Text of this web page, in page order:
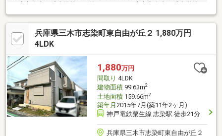
まで約９９０ｍ・イオン三木青山店まで約２２９０ｍ■明石店紹
介「ＪＲ明石駅」「山陽明石駅」から徒歩６分の立地。国道２号
線沿いアスピア明石の南東側に店舗を位置し、駐車場は店舗南に
ございます。※資料請求は、左下のオレンジ色【資料請求】より
【0120-298-550】まで。（スマートフォンの方は、右下の青色
【電話で問い合わせ】をクリック）
兵庫県三木市志染町東自由が丘２ 1,880万円
4LDK
1,880万円
間取り 4LDK
建物面積99.63m2
土地面積159.66m2
築年月 2015年7月(築11年2ヶ月)
神戸電鉄粟生線 志染駅 徒歩21分
兵庫県三木市志染町東自由が丘２